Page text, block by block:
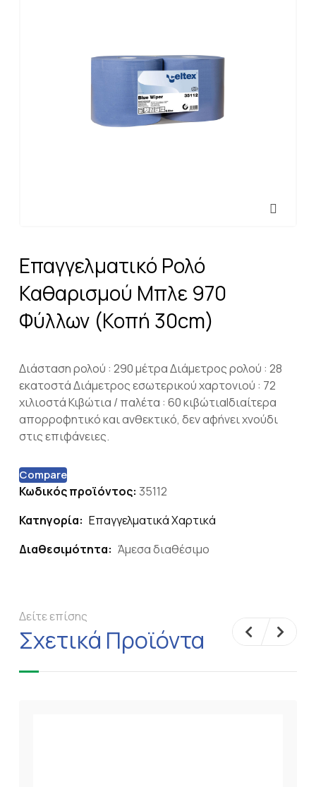
Επαγγελματικό Ρολό
Καθαρισμού Μπλε 970
Φύλλων (Κοπή 30cm)
Διάσταση ρολού : 290 μέτρα Διάμετρος ρολού : 28
εκατοστά Διάμετρος εσωτερικού χαρτονιού : 72
χιλιοστά Κιβώτια / παλέτα : 60 κιβώτιαΙδιαίτερα
απορροφητικό και ανθεκτικό, δεν αφήνει χνούδι
στις επιφάνειες.
Compare
Κωδικός προϊόντος: 35112
Κατηγορία: Επαγγελματικά Χαρτικά
Διαθεσιμότητα: Άμεσα διαθέσιμο
Δείτε επίσης
Σχετικά Προϊόντα